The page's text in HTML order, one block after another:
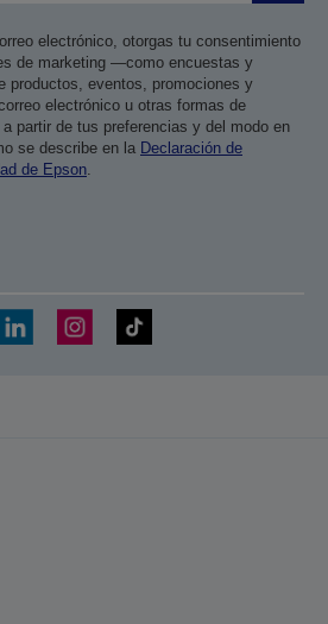
electrónico, otorgas tu consentimiento
de marketing —como encuestas y
productos, eventos, promociones y
electrónico u otras formas de
partir de tus preferencias y del modo en
se describe en la Declaración de
de Epson.